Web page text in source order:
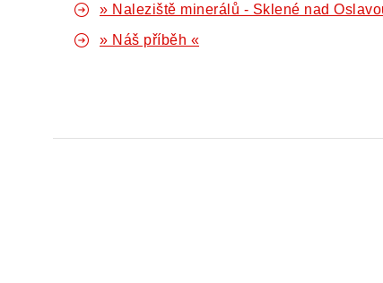
» Naleziště minerálů - Sklené nad
» Náš příběh «